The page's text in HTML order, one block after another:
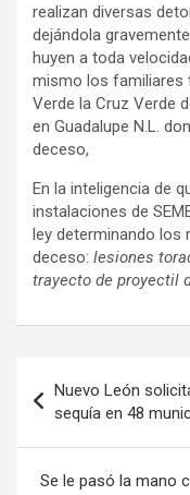
realizan diversas
dejándola
huyen a toda
mismo los familiares
Verde la Cruz Verde
en Guadalupe N.L.
deceso,
En la inteligencia de
instalaciones de
ley determinando los
deceso: lesiones
trayecto de proyectil
de
entradas
Nuevo León
sequía en 48
Se le pasó la mano